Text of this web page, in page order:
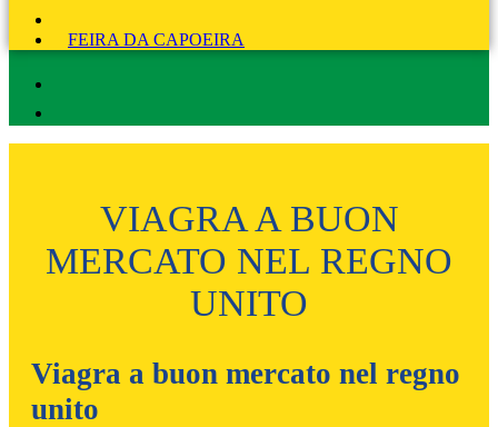
FEIRA DA CAPOEIRA
VIAGRA A BUON
MERCATO NEL REGNO
UNITO
Viagra a buon mercato nel regno
unito